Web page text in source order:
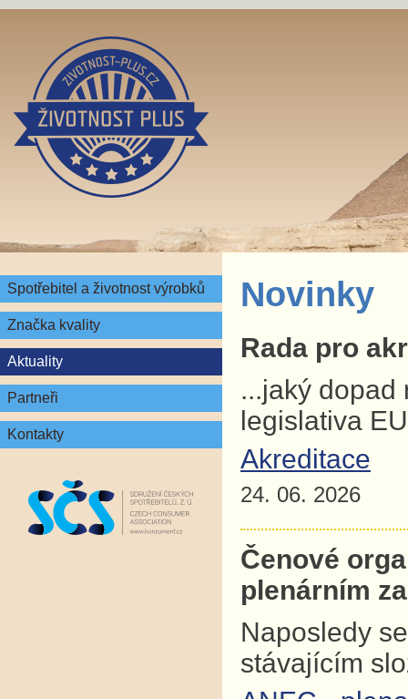
Spotřebitel a životnost výrobků
Značka kvality
Aktuality
Partneři
Kontakty
Novinky
Rada pro
...jaký dopad
legislativa
Akreditace
24. 06. 2026
Čenové
plenárním
Naposledy
stávajícím